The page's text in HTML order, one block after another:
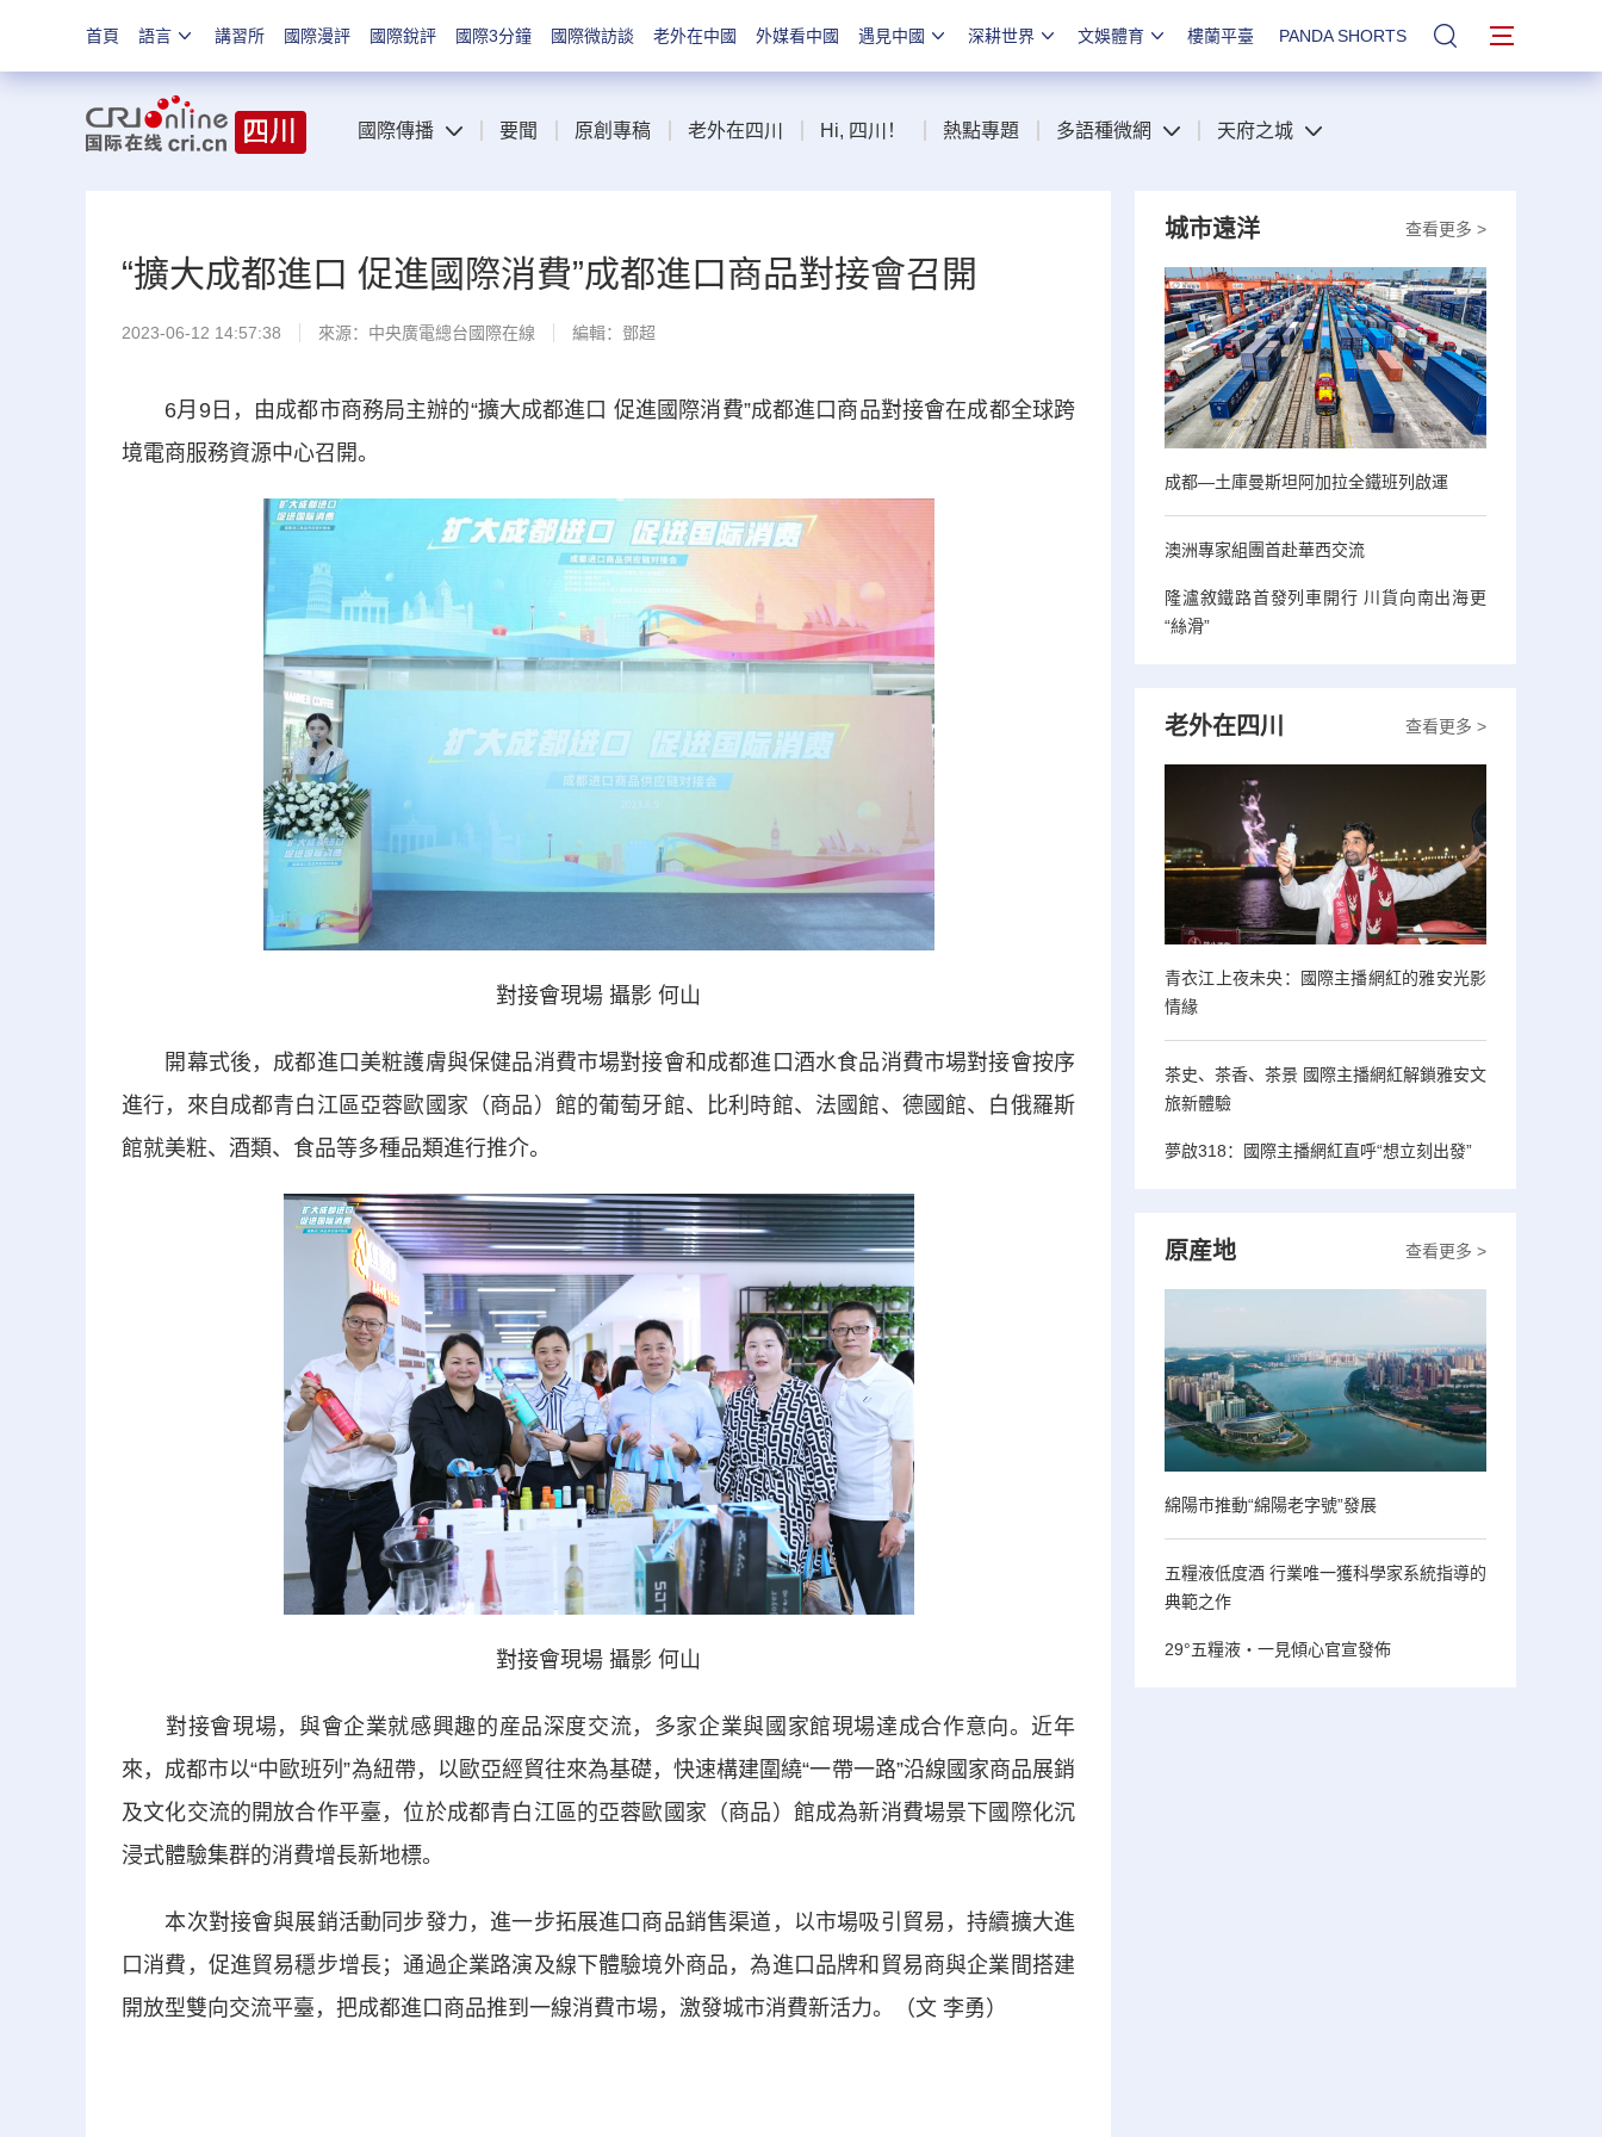
首頁 語言 講習所 國際漫評 國際銳評 國際3分鐘 國際微訪談 老外在中國 外媒看中國 遇見中國 深耕世界 文娛體育 樓蘭平臺 PANDA SHORTS 站內搜索
國際傳播 要聞 原創專稿 老外在四川 Hi, 四川！ 熱點專題 多語種微網 天府之城
“擴大成都進口 促進國際消費”成都進口商品對接會召開
2023-06-12 14:57:38 來源：中央廣電總台國際在線 編輯：鄧超
6月9日，由成都市商務局主辦的“擴大成都進口 促進國際消費”成都進口商品對接會在成都全球跨
境電商服務資源中心召開。
對接會現場 攝影 何山
開幕式後，成都進口美粧護膚與保健品消費市場對接會和成都進口酒水食品消費市場對接會按序
進行，來自成都青白江區亞蓉歐國家（商品）館的葡萄牙館、比利時館、法國館、德國館、白俄羅斯
館就美粧、酒類、食品等多種品類進行推介。
對接會現場 攝影 何山
對接會現場，與會企業就感興趣的産品深度交流，多家企業與國家館現場達成合作意向。近年
來，成都市以“中歐班列”為紐帶，以歐亞經貿往來為基礎，快速構建圍繞“一帶一路”沿線國家商品展銷
及文化交流的開放合作平臺，位於成都青白江區的亞蓉歐國家（商品）館成為新消費場景下國際化沉
浸式體驗集群的消費增長新地標。
本次對接會與展銷活動同步發力，進一步拓展進口商品銷售渠道，以市場吸引貿易，持續擴大進
口消費，促進貿易穩步增長；通過企業路演及線下體驗境外商品，為進口品牌和貿易商與企業間搭建
開放型雙向交流平臺，把成都進口商品推到一線消費市場，激發城市消費新活力。（文 李勇）
查看更多 >
城市遠洋
成都—土庫曼斯坦阿加拉全鐵班列啟運
澳洲專家組團首赴華西交流
隆瀘敘鐵路首發列車開行 川貨向南出海更
“絲滑”
查看更多 >
老外在四川
青衣江上夜未央：國際主播網紅的雅安光影
情緣
茶史、茶香、茶景 國際主播網紅解鎖雅安文
旅新體驗
夢啟318：國際主播網紅直呼“想立刻出發”
查看更多 >
原産地
綿陽市推動“綿陽老字號”發展
五糧液低度酒 行業唯一獲科學家系統指導的
典範之作
29°五糧液・一見傾心官宣發佈